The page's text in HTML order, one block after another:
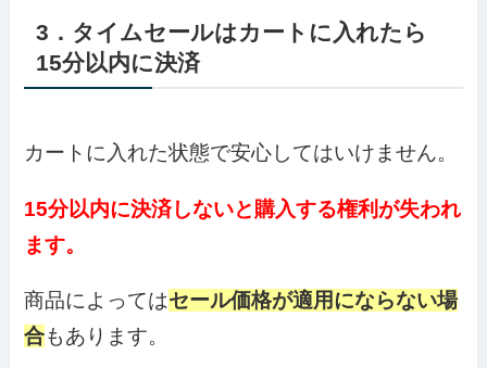
3．タイムセールはカートに入れたら
15分以内に決済
カートに入れた状態で安心してはいけません。
15分以内に決済しないと購入する権利が失われ
ます。
商品によってはセール価格が適用にならない場
合もあります。